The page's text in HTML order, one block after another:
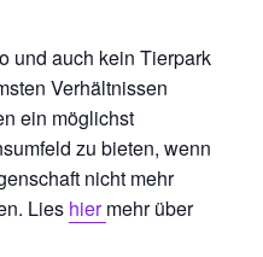
und auch kein Tierpark
Verhältnissen
ein möglichst
zu bieten, wenn
nicht mehr
Lies hiermehr über